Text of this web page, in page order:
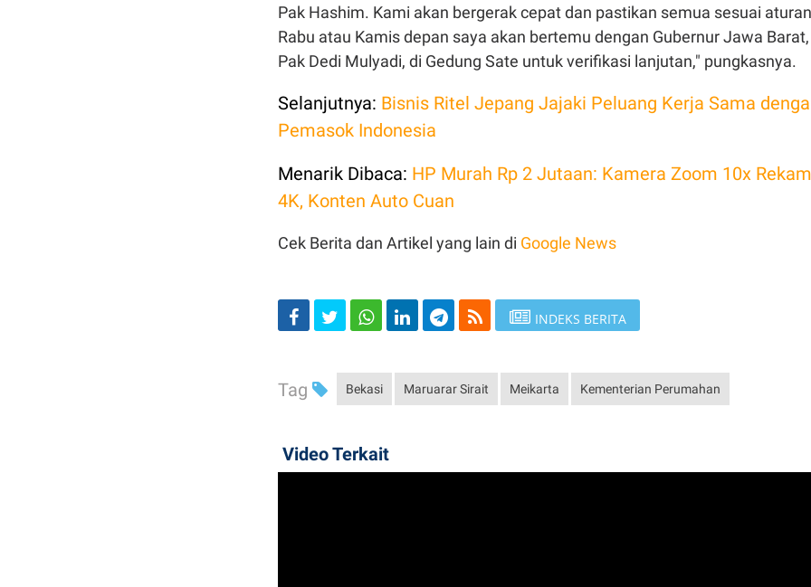
Pak Hashim. Kami akan bergerak cepat dan pastikan semua sesuai
Rabu atau Kamis depan saya akan bertemu dengan Gubernur Jawa Barat,
Pak Dedi Mulyadi, di Gedung Sate untuk verifikasi lanjutan," pungkasnya.
Selanjutnya: Bisnis Ritel Jepang Jajaki Peluang Kerja Sama
Pemasok Indonesia
Menarik Dibaca: HP Murah Rp 2 Jutaan: Kamera Zoom 10x Rekam
4K, Konten Auto Cuan
Cek Berita dan Artikel yang lain di Google News
INDEKS BERITA
Tag Bekasi Maruarar Sirait Meikarta Kementerian Perumahan
Video Terkait